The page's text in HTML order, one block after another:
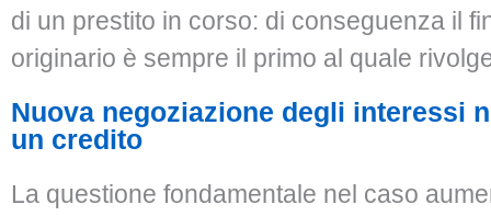
di un prestito in corso: di conseguenza il
originario è sempre il primo al quale
Nuova negoziazione degli interessi
un credito
La questione fondamentale nel caso